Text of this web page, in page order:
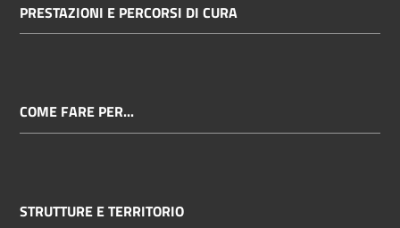
PRESTAZIONI E PERCORSI DI CURA
COME FARE PER...
STRUTTURE E TERRITORIO